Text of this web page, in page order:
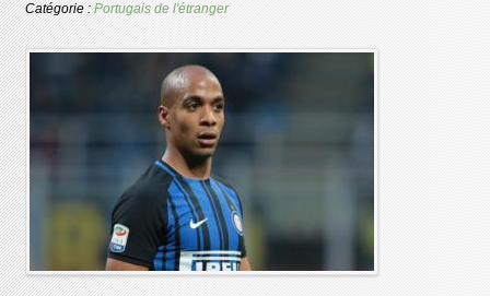
Catégorie :Portugais de l'étranger